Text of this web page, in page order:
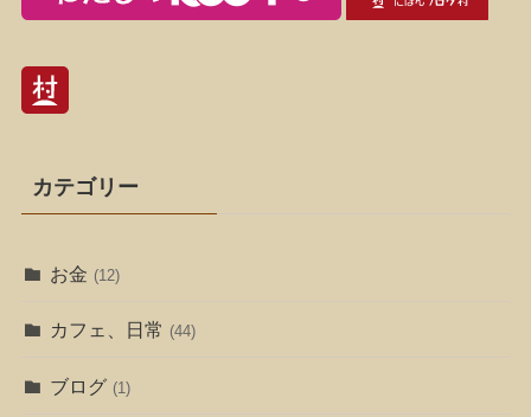
カテゴリー
お金 (12)
カフェ、日常 (44)
ブログ (1)